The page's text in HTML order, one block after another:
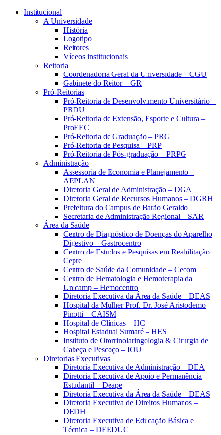
Conteúdo principal
Institucional
A Universidade
História
Logotipo
Reitores
Vídeos institucionais
Reitoria
Coordenadoria Geral da Universidade – CGU
Gabinete do Reitor – GR
Pró-Reitorias
Pró-Reitoria de Desenvolvimento Universitário –
PRDU
Pró-Reitoria de Extensão, Esporte e Cultura –
ProEEC
Pró-Reitoria de Graduação – PRG
Pró-Reitoria de Pesquisa – PRP
Pró-Reitoria de Pós-graduação – PRPG
Administração
Assessoria de Economia e Planejamento –
AEPLAN
Diretoria Geral de Administração – DGA
Diretoria Geral de Recursos Humanos – DGRH
Prefeitura do Campus de Barão Geraldo
Secretaria de Administração Regional – SAR
Área da Saúde
Centro de Diagnóstico de Doenças do Aparelho
Digestivo – Gastrocentro
Centro de Estudos e Pesquisas em Reabilitação –
Cepre
Centro de Saúde da Comunidade – Cecom
Centro de Hematologia e Hemoterapia da
Unicamp – Hemocentro
Diretoria Executiva da Área da Saúde – DEAS
Hospital da Mulher Prof. Dr. José Aristodemo
Pinotti – CAISM
Hospital de Clínicas – HC
Hospital Estadual Sumaré – HES
Instituto de Otorrinolaringologia & Cirurgia de
Cabeça e Pescoço – IOU
Diretorias Executivas
Diretoria Executiva de Administração – DEA
Diretoria Executiva de Apoio e Permanência
Estudantil – Deape
Diretoria Executiva da Área da Saúde – DEAS
Diretoria Executiva de Direitos Humanos –
DEDH
Diretoria Executiva de Educação Básica e
Técnica – DEEDUC